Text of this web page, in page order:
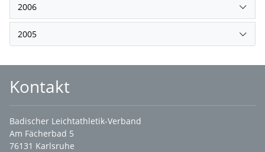
2006
2005
Kontakt
Badischer Leichtathletik-Verband
Am Fächerbad 5
76131 Karlsruhe